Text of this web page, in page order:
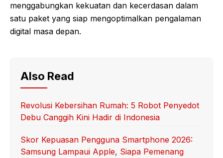
menggabungkan kekuatan dan kecerdasan dalam
satu paket yang siap mengoptimalkan pengalaman
digital masa depan.
Also Read
Revolusi Kebersihan Rumah: 5 Robot Penyedot
Debu Canggih Kini Hadir di Indonesia
Skor Kepuasan Pengguna Smartphone 2026:
Samsung Lampaui Apple, Siapa Pemenang